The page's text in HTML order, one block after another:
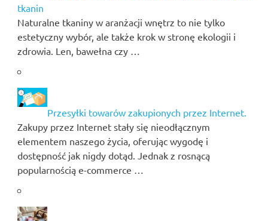
tkanin
Naturalne tkaniny w aranżacji wnętrz to nie tylko
estetyczny wybór, ale także krok w stronę ekologii i
zdrowia. Len, bawełna czy …
Przesyłki towarów zakupionych przez Internet.
Zakupy przez Internet stały się nieodłącznym
elementem naszego życia, oferując wygodę i
dostępność jak nigdy dotąd. Jednak z rosnącą
popularnością e-commerce …